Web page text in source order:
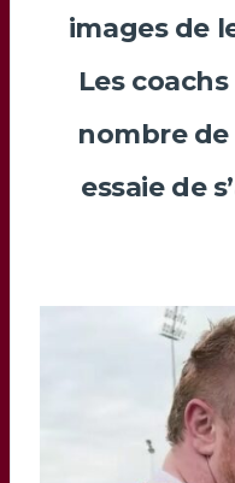
images de
Les
nombre
essaie de